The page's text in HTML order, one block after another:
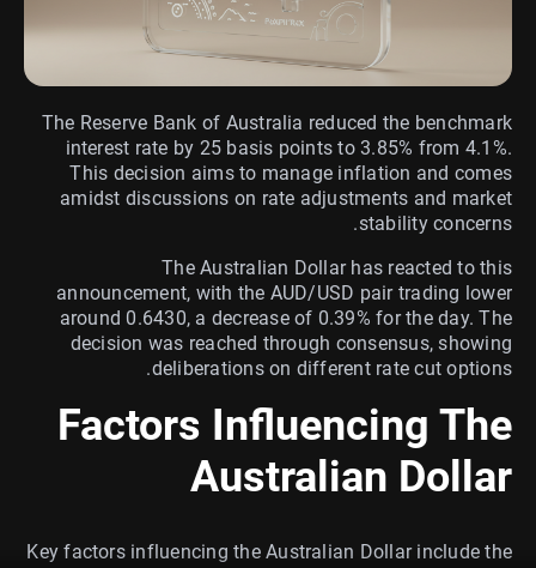
The Reserve Bank of Australia reduced the benchmark
interest rate by 25 basis points to 3.85% from 4.1%.
This decision aims to manage inflation and comes
amidst discussions on rate adjustments and market
stability concerns.
The Australian Dollar has reacted to this
announcement, with the AUD/USD pair trading lower
around 0.6430, a decrease of 0.39% for the day. The
decision was reached through consensus, showing
deliberations on different rate cut options.
Factors Influencing The
Australian Dollar
Key factors influencing the Australian Dollar include the